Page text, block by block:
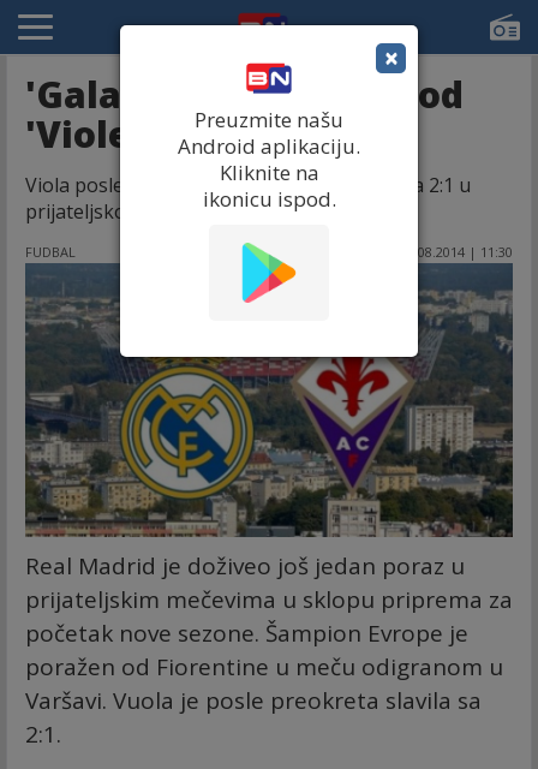
'Galaktikosi' izgubili od
'Viole'!
Viola posle preokreta savladala Kraljeviće sa 2:1 u
prijateljskom meču u Varšavi.
FUDBAL 17.08.2014 | 11:30
Real Madrid je doživeo još jedan poraz u
prijateljskim mečevima u sklopu priprema za
početak nove sezone. Šampion Evrope je
poražen od Fiorentine u meču odigranom u
Varšavi. Vuola je posle preokreta slavila sa
2:1.
×
Preuzmite našu
Android aplikaciju.
Kliknite na
ikonicu ispod.